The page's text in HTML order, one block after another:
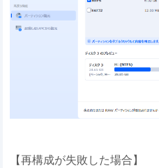
【再構成が失敗した場合】